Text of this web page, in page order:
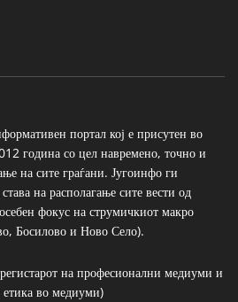
портал кој е присутен во
година со цел навремено, точно и
на сите граѓани. Југоинфо ги
на располагање сите вести од
фокус на струмичкиот макро
Босилово и Ново Село).
на професионални медиуми и
во медиуми)